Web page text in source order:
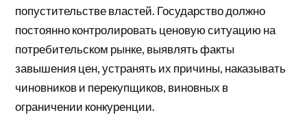
попустительстве властей. Государство должно
постоянно контролировать ценовую ситуацию на
потребительском рынке, выявлять факты
завышения цен, устранять их причины, наказывать
чиновников и перекупщиков, виновных в
ограничении конкуренции.